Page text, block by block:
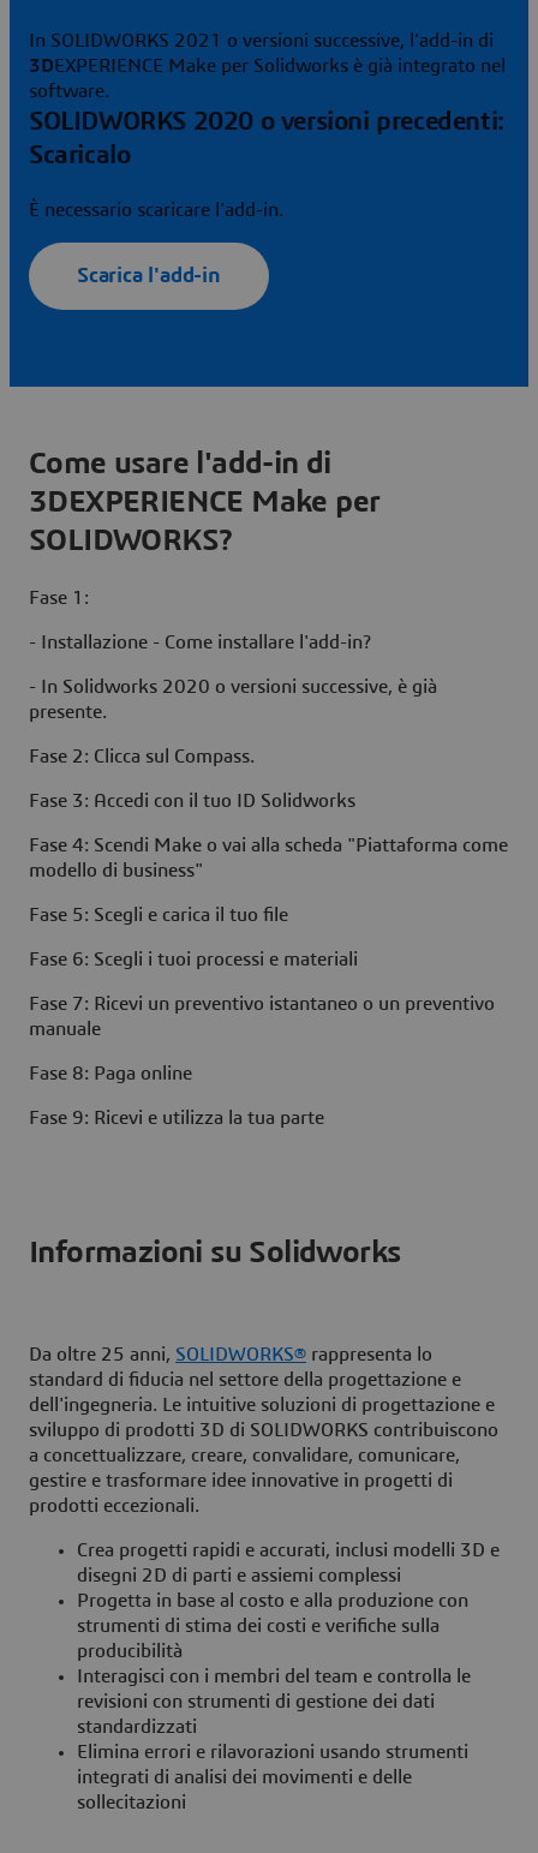
In SOLIDWORKS 2021 o versioni successive, l'add-in di
3DEXPERIENCE Make per Solidworks è già integrato nel
software.
SOLIDWORKS 2020 o versioni precedenti:
Scaricalo
È necessario scaricare l'add-in.
Scarica l'add-in
Come usare l'add-in di
3DEXPERIENCE Make per
SOLIDWORKS?
Fase 1:
- Installazione - Come installare l'add-in?
- In Solidworks 2020 o versioni successive, è già
presente.
Fase 2: Clicca sul Compass.
Fase 3: Accedi con il tuo ID Solidworks
Fase 4: Scendi Make o vai alla scheda "Piattaforma come
modello di business"
Fase 5: Scegli e carica il tuo file
Fase 6: Scegli i tuoi processi e materiali
Fase 7: Ricevi un preventivo istantaneo o un preventivo
manuale
Fase 8: Paga online
Fase 9: Ricevi e utilizza la tua parte
Informazioni su Solidworks
Da oltre 25 anni, SOLIDWORKS® rappresenta lo
standard di fiducia nel settore della progettazione e
dell'ingegneria. Le intuitive soluzioni di progettazione e
sviluppo di prodotti 3D di SOLIDWORKS contribuiscono
a concettualizzare, creare, convalidare, comunicare,
gestire e trasformare idee innovative in progetti di
prodotti eccezionali.
Crea progetti rapidi e accurati, inclusi modelli 3D e
disegni 2D di parti e assiemi complessi
Progetta in base al costo e alla produzione con
strumenti di stima dei costi e verifiche sulla
producibilità
Interagisci con i membri del team e controlla le
revisioni con strumenti di gestione dei dati
standardizzati
Elimina errori e rilavorazioni usando strumenti
integrati di analisi dei movimenti e delle
sollecitazioni